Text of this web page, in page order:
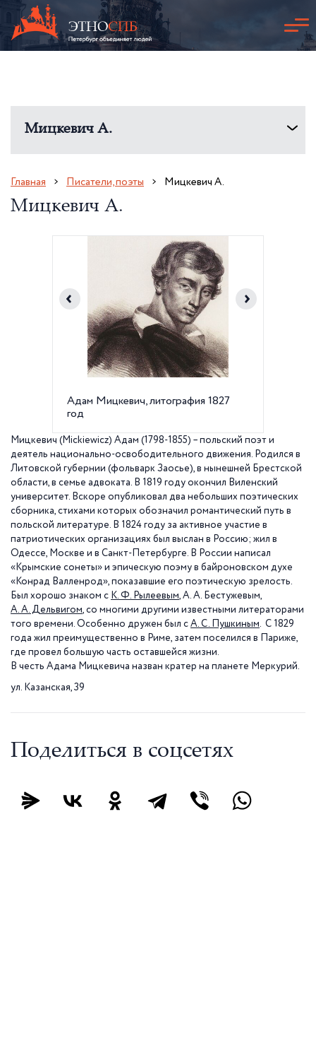
Мицкевич А.
Главная Писатели, поэты Мицкевич А.
Мицкевич А.
Адам Мицкевич, литография 1827
год
Мицкевич (Mickiewicz) Адам (1798-1855) – польский поэт и
деятель национально-освободительного движения. Родился в
Литовской губернии (фольварк Заосье), в нынешней Брестской
области, в семье адвоката. В 1819 году окончил Виленский
университет. Вскоре опубликовал два небольших поэтических
сборника, стихами которых обозначил романтический путь в
польской литературе. В 1824 году за активное участие в
патриотических организациях был выслан в Россию; жил в
Одессе, Москве и в Санкт-Петербурге. В России написал
«Крымские сонеты» и эпическую поэму в байроновском духе
«Конрад Валленрод», показавшие его поэтическую зрелость.
Был хорошо знаком с К. Ф. Рылеевым, А. А. Бестужевым,
А. А. Дельвигом, со многими другими известными литераторами
того времени. Особенно дружен был с А. С. Пушкиным. С 1829
года жил преимущественно в Риме, затем поселился в Париже,
где провел большую часть оставшейся жизни.
В честь Адама Мицкевича назван кратер на планете Меркурий.
ул. Казанская, 39
Поделиться в соцсетях